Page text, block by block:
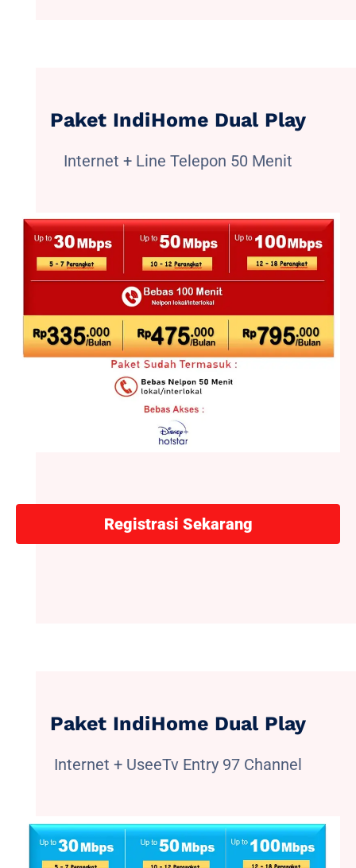
Paket IndiHome Dual Play
Internet + Line Telepon 50 Menit
Registrasi Sekarang
Paket IndiHome Dual Play
Internet + UseeTv Entry 97 Channel